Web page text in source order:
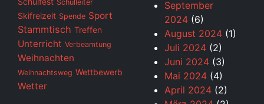
Schulleiter
Skifreizeit Spende Sport
Stammtisch Treffen
Unterricht Verbeamtung
Weihnachten
Weihnachtsweg Wettbewerb
Wetter
September
2024 (6)
August 2024 (1)
Juli 2024 (2)
Juni 2024 (3)
Mai 2024 (4)
April 2024 (2)